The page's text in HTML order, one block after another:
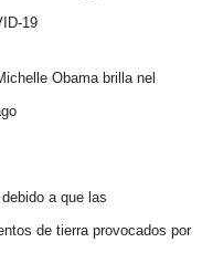
19
Obama brilla nel
a que las
de tierra provocados por